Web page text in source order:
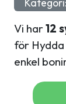
Kategori:
Vi har12
för Hydda
enkel